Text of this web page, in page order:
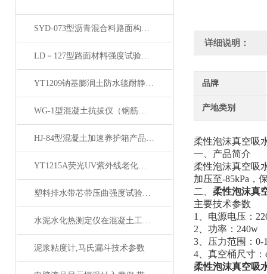
SYD-073型沥青混合料路面构造深度仪产品展示
LD－127型路面材料强度试验仪产品展示
YT1209钠基膨润土防水毯耐静水压测定仪产品展示
WG-1型混凝土抗拔仪（钢筋握裹力试验）产品展示
HJ-84型混凝土加速养护箱产品展示
YT1215A荧光UV紫外线老化箱产品简介
塑料排水带芯带压曲强度试验仪产品展示
水泥水化热测定仪在混凝土工程中的应用
泥浆粘度计,马氏漏斗技术参数
详细说明：
品牌
产地类别
柔性泡沫真空吸
一、 产品简介
柔性泡沫真空吸
加压至-85kPa，
二、 柔性泡沫真
主要技术参数
1、 电源电压：
2、 功率： 240w
3、 压力范围： 0-
4、真空桶尺寸：
柔性泡沫真空吸